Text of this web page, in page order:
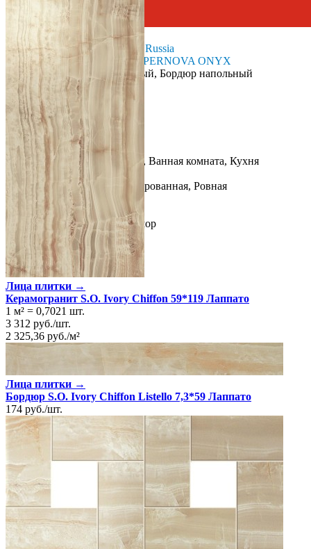
Россия
Производитель Atlas Concord Russia
Коллекция
Atlas Concorde SUPERNOVA ONYX
Тип плитки
Бордюр настенный, Бордюр напольный
Размеры
Размеры 7.3х7.3 см
Толщина 9 мм
Ширина7.3 см
Длина 7.3 см
Свойства
Назначение
Холл и прихожая, Ванная комната, Кухня
Материал
Керамогранит
Поверхность Глянцевая/Полированная, Ровная
Ректификация
Да
Цвет
Кремовый
Имитация поверхностиМрамор
Лица плитки →
Керамогранит S.O. Ivory Chiffon 59*119 Лаппато
1 м² = 0,7021 шт.
3 312 руб./шт.
2 325,36 руб./м²
Лица плитки →
Бордюр S.O. Ivory Chiffon Listello 7,3*59 Лаппато
174 руб./шт.